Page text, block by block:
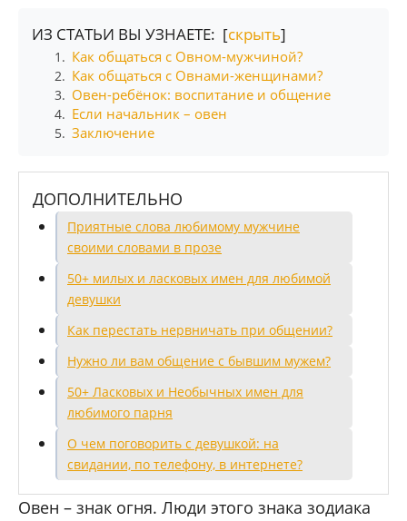
ИЗ СТАТЬИ ВЫ УЗНАЕТЕ: [скрыть]
1. Как общаться с Овном-мужчиной?
2. Как общаться с Овнами-женщинами?
3. Овен-ребёнок: воспитание и общение
4. Если начальник – овен
5. Заключение
ДОПОЛНИТЕЛЬНО
Приятные слова любимому мужчине
своими словами в прозе
50+ милых и ласковых имен для любимой
девушки
Как перестать нервничать при общении?
Нужно ли вам общение с бывшим мужем?
50+ Ласковых и Необычных имен для
любимого парня
О чем поговорить с девушкой: на
свидании, по телефону, в интернете?
Овен – знак огня. Люди этого знака зодиака